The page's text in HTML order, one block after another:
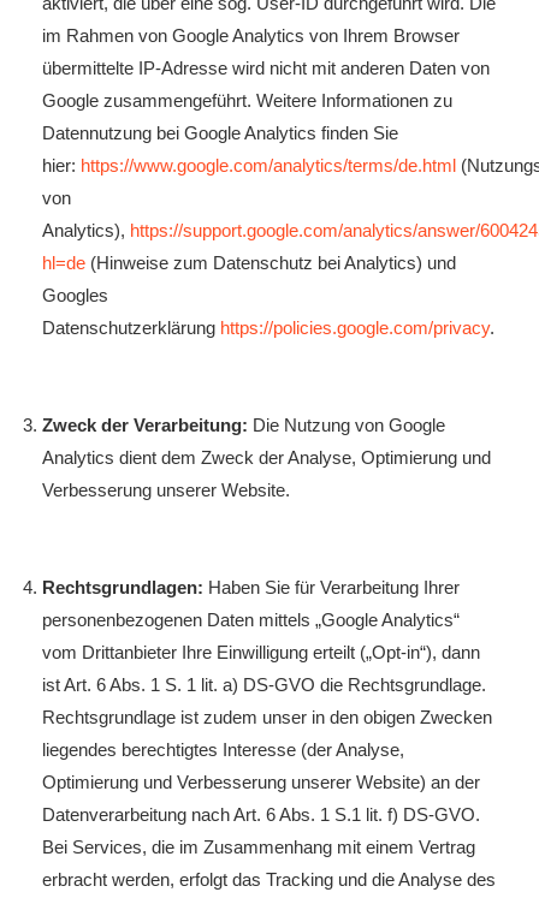
im Rahmen von Google Analytics von Ihrem Browser
übermittelte IP-Adresse wird nicht mit anderen Daten von
Google zusammengeführt. Weitere Informationen zu
Datennutzung bei Google Analytics finden Sie
hier: https://www.google.com/analytics/terms/de.html
von
Analytics), https://support.google.com/analytics/answer/
hl=de (Hinweise zum Datenschutz bei Analytics) und
Googles
Datenschutzerklärung https://policies.google.com/privacy.
Zweck der Verarbeitung: Die Nutzung von Google
Analytics dient dem Zweck der Analyse, Optimierung und
Verbesserung unserer Website.
Rechtsgrundlagen: Haben Sie für Verarbeitung Ihrer
personenbezogenen Daten mittels „Google Analytics“
vom Drittanbieter Ihre Einwilligung erteilt („Opt-in“), dann
ist Art. 6 Abs. 1 S. 1 lit. a) DS-GVO die Rechtsgrundlage.
Rechtsgrundlage ist zudem unser in den obigen Zwecken
liegendes berechtigtes Interesse (der Analyse,
Optimierung und Verbesserung unserer Website) an der
Datenverarbeitung nach Art. 6 Abs. 1 S.1 lit. f) DS-GVO.
Bei Services, die im Zusammenhang mit einem Vertrag
erbracht werden, erfolgt das Tracking und die Analyse des